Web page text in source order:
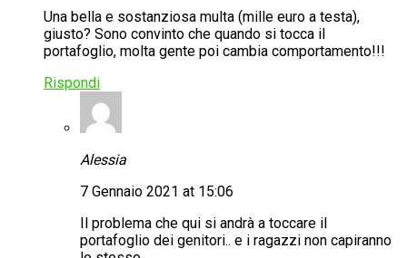
Una bella e sostanziosa multa (mille euro a testa),
giusto? Sono convinto che quando si tocca il
portafoglio, molta gente poi cambia comportamento!!!
Rispondi
Alessia
7 Gennaio 2021 at 15:06
Il problema che qui si andrà a toccare il
portafoglio dei genitori.. e i ragazzi non capiranno